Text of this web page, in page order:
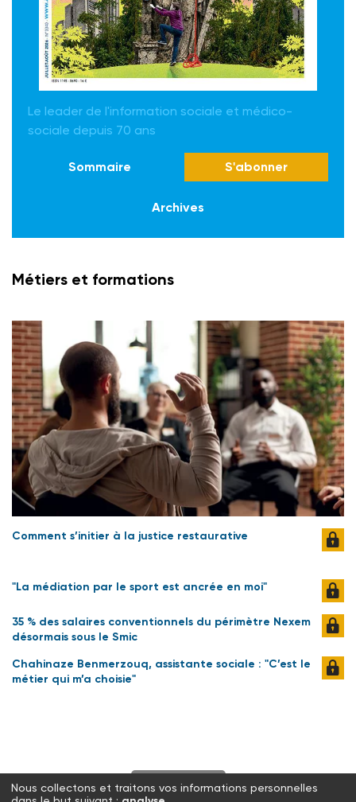
Le leader de l'information sociale et médico-
sociale depuis 70 ans
Sommaire S'abonner
Archives
Métiers et formations
Comment s’initier à la justice restaurative
"La médiation par le sport est ancrée en moi"
35 % des salaires conventionnels du périmètre Nexem
désormais sous le Smic
Chahinaze Benmerzouq, assistante sociale : "C’est le
métier qui m’a choisie"
S'abonner
Nous collectons et traitons vos informations personnelles